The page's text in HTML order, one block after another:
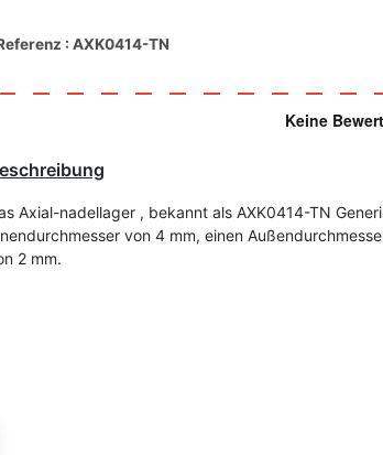
: AXK0414-TN
Axial-nadellager , bekannt als AXK0414-TN
von 4 mm, einen
2 mm.